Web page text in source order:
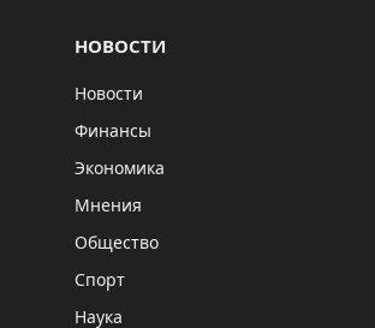
НОВОСТИ
Новости
Финансы
Экономика
Мнения
Общество
Спорт
Наука